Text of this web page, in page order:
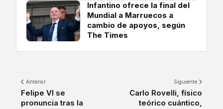
Infantino ofrece la final del
Mundial a Marruecos a
cambio de apoyos, según
The Times
Anterior
Felipe VI se
pronuncia tras la
Siguiente
Carlo Rovelli, físico
teórico cuántico,